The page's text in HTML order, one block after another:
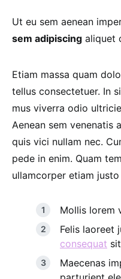
Ut eu sem aenean
sem adipiscing aliquet
Etiam massa quam
tellus consectetuer. In
mus viverra odio
Aenean sem venenatis
quis vici nullam nec.
pede in enim. Quam
ullamcorper etiam
Mollis lorem
Felis laoreet
consequat
Maecenas